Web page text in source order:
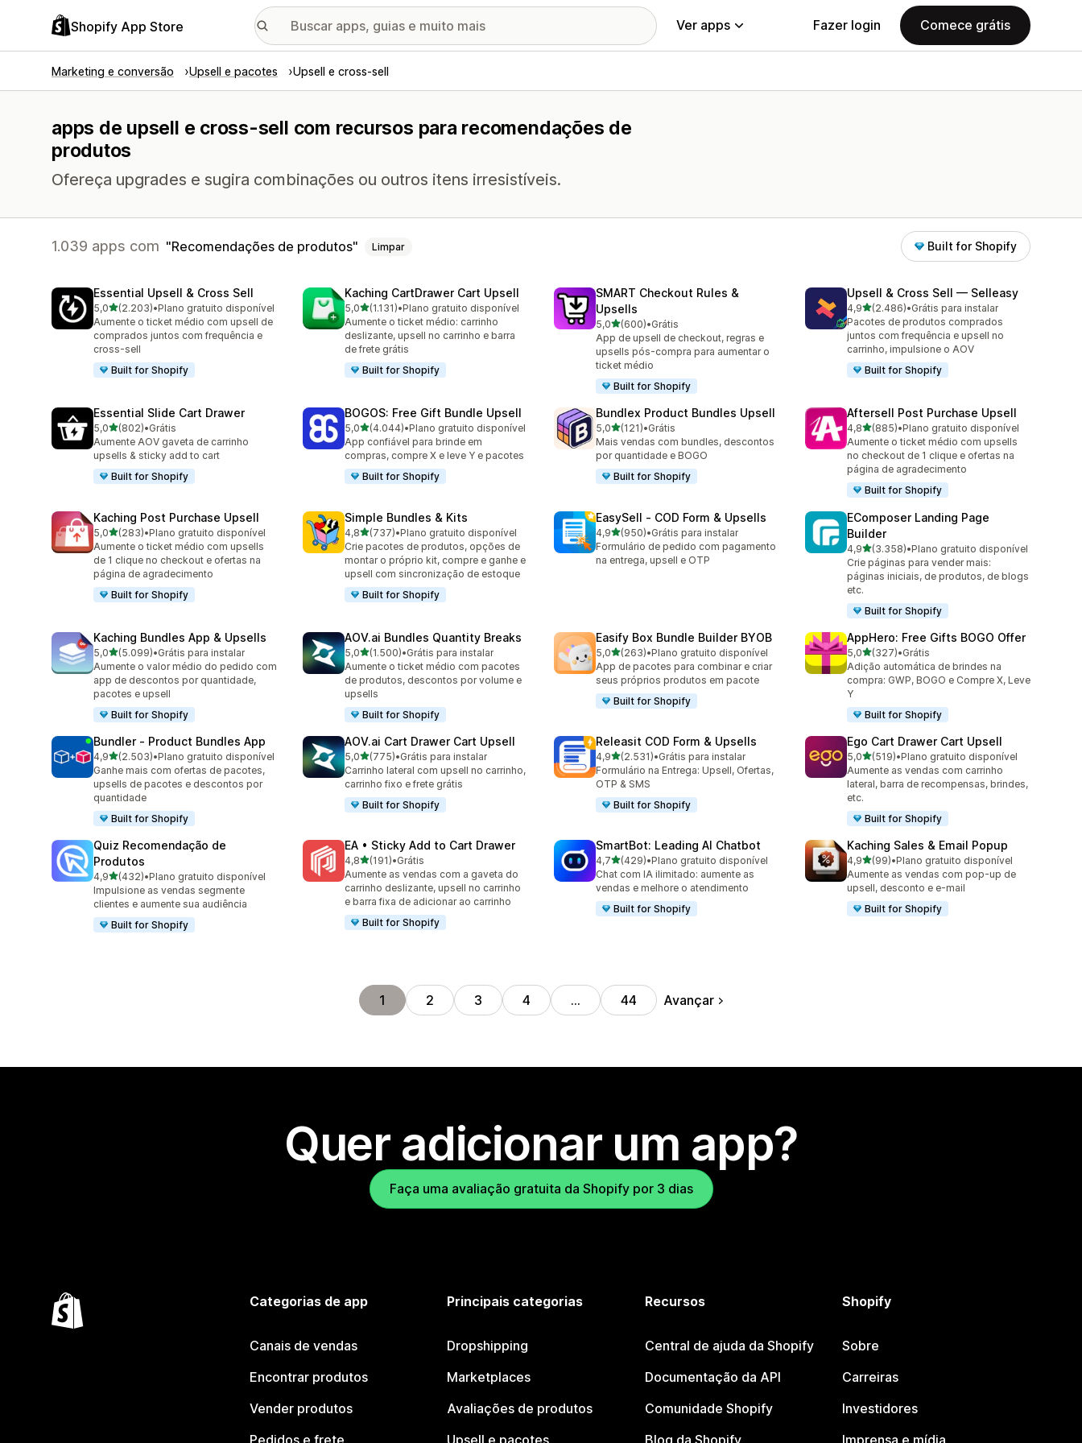
Shopify App Store Ver apps Fazer login Comece grátis
Marketing e conversão Upsell e pacotes Upsell e cross-sell
apps de upsell e cross-sell com recursos para recomendações de
produtos
Ofereça upgrades e sugira combinações ou outros itens irresistíveis.
1.039 apps com Recomendações de produtos Limpar Built for Shopify
Essential Upsell & Cross Sell
5,0de 5 estrelas
(2.203)
2203 avaliações ao todo
•Plano gratuito disponível
Aumente o ticket médio com upsell de
comprados juntos com frequência e
cross-sell
Built for Shopify
Kaching CartDrawer Cart Upsell
5,0de 5 estrelas
(1.131)
1131 avaliações ao todo
•Plano gratuito disponível
Aumente o ticket médio: carrinho
deslizante, upsell no carrinho e barra
de frete grátis
Built for Shopify
SMART Checkout Rules &
Upsells
5,0de 5 estrelas
(600)
600 avaliações ao todo
•Grátis
App de upsell de checkout, regras e
upsells pós-compra para aumentar o
ticket médio
Built for Shopify
Upsell & Cross Sell — Selleasy
4,9de 5 estrelas
(2.486)
2486 avaliações ao todo
•Grátis para instalar
Pacotes de produtos comprados
juntos com frequência e upsell no
carrinho, impulsione o AOV
Built for Shopify
Essential Slide Cart Drawer
5,0de 5 estrelas
(802)
802 avaliações ao todo
•Grátis
Aumente AOV gaveta de carrinho
upsells & sticky add to cart
Built for Shopify
BOGOS: Free Gift Bundle Upsell
5,0de 5 estrelas
(4.044)
4044 avaliações ao todo
•Plano gratuito disponível
App confiável para brinde em
compras, compre X e leve Y e pacotes
Built for Shopify
Bundlex Product Bundles Upsell
5,0de 5 estrelas
(121)
121 avaliações ao todo
•Grátis
Mais vendas com bundles, descontos
por quantidade e BOGO
Built for Shopify
Aftersell Post Purchase Upsell
4,8de 5 estrelas
(885)
885 avaliações ao todo
•Plano gratuito disponível
Aumente o ticket médio com upsells
no checkout de 1 clique e ofertas na
página de agradecimento
Built for Shopify
Kaching Post Purchase Upsell
5,0de 5 estrelas
(283)
283 avaliações ao todo
•Plano gratuito disponível
Aumente o ticket médio com upsells
de 1 clique no checkout e ofertas na
página de agradecimento
Built for Shopify
Simple Bundles & Kits
4,8de 5 estrelas
(737)
737 avaliações ao todo
•Plano gratuito disponível
Crie pacotes de produtos, opções de
montar o próprio kit, compre e ganhe e
upsell com sincronização de estoque
Built for Shopify
EasySell ‑ COD Form & Upsells
4,9de 5 estrelas
(950)
950 avaliações ao todo
•Grátis para instalar
Formulário de pedido com pagamento
na entrega, upsell e OTP
EComposer Landing Page
Builder
4,9de 5 estrelas
(3.358)
3358 avaliações ao todo
•Plano gratuito disponível
Crie páginas para vender mais:
páginas iniciais, de produtos, de blogs
etc.
Built for Shopify
Kaching Bundles App & Upsells
5,0de 5 estrelas
(5.099)
5099 avaliações ao todo
•Grátis para instalar
Aumente o valor médio do pedido com
app de descontos por quantidade,
pacotes e upsell
Built for Shopify
AOV.ai Bundles Quantity Breaks
5,0de 5 estrelas
(1.500)
1500 avaliações ao todo
•Grátis para instalar
Aumente o ticket médio com pacotes
de produtos, descontos por volume e
upsells
Built for Shopify
Easify Box Bundle Builder BYOB
5,0de 5 estrelas
(263)
263 avaliações ao todo
•Plano gratuito disponível
App de pacotes para combinar e criar
seus próprios produtos em pacote
Built for Shopify
AppHero: Free Gifts BOGO Offer
5,0de 5 estrelas
(327)
327 avaliações ao todo
•Grátis
Adição automática de brindes na
compra: GWP, BOGO e Compre X, Leve
Y
Built for Shopify
Bundler ‑ Product Bundles App
4,9de 5 estrelas
(2.503)
2503 avaliações ao todo
•Plano gratuito disponível
Ganhe mais com ofertas de pacotes,
upsells de pacotes e descontos por
quantidade
Built for Shopify
AOV.ai Cart Drawer Cart Upsell
5,0de 5 estrelas
(775)
775 avaliações ao todo
•Grátis para instalar
Carrinho lateral com upsell no carrinho,
carrinho fixo e frete grátis
Built for Shopify
Releasit COD Form & Upsells
4,9de 5 estrelas
(2.531)
2531 avaliações ao todo
•Grátis para instalar
Formulário na Entrega: Upsell, Ofertas,
OTP & SMS
Built for Shopify
Ego Cart Drawer Cart Upsell
5,0de 5 estrelas
(519)
519 avaliações ao todo
•Plano gratuito disponível
Aumente as vendas com carrinho
lateral, barra de recompensas, brindes,
etc.
Built for Shopify
Quiz Recomendação de
Produtos
4,9de 5 estrelas
(432)
432 avaliações ao todo
•Plano gratuito disponível
Impulsione as vendas segmente
clientes e aumente sua audiência
Built for Shopify
EA • Sticky Add to Cart Drawer
4,8de 5 estrelas
(191)
191 avaliações ao todo
•Grátis
Aumente as vendas com a gaveta do
carrinho deslizante, upsell no carrinho
e barra fixa de adicionar ao carrinho
Built for Shopify
SmartBot: Leading AI Chatbot
4,7de 5 estrelas
(429)
429 avaliações ao todo
•Plano gratuito disponível
Chat com IA ilimitado: aumente as
vendas e melhore o atendimento
Built for Shopify
Kaching Sales & Email Popup
4,9de 5 estrelas
(99)
99 avaliações ao todo
•Plano gratuito disponível
Aumente as vendas com pop-up de
upsell, desconto e e-mail
Built for Shopify
1 2 3 4 … 44 Avançar
Quer adicionar um app?
Faça uma avaliação gratuita da Shopify por 3 dias
Categorias de app
Canais de vendas
Encontrar produtos
Vender produtos
Principais categorias
Dropshipping
Marketplaces
Avaliações de produtos
Recursos
Central de ajuda da Shopify
Documentação da API
Comunidade Shopify
Shopify
Sobre
Carreiras
Investidores